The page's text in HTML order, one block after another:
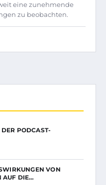
eine zunehmende
zu beobachten.
PODCAST-
VON
AUF DIE…